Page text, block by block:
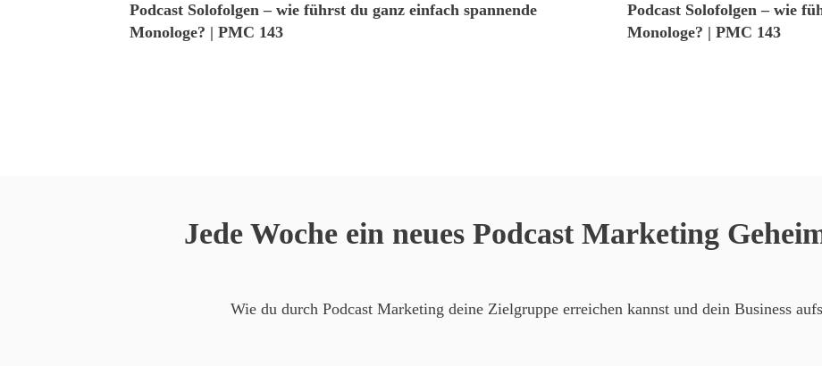
Podcast Solofolgen – wie führst du ganz einfach spannende
Monologe? | PMC 143
Podcast Solofolgen – wie
Monologe? | PMC 143
Jede Woche ein neues Podcast Marketing
Wie du durch Podcast Marketing deine Zielgruppe erreichen kannst und dein Business